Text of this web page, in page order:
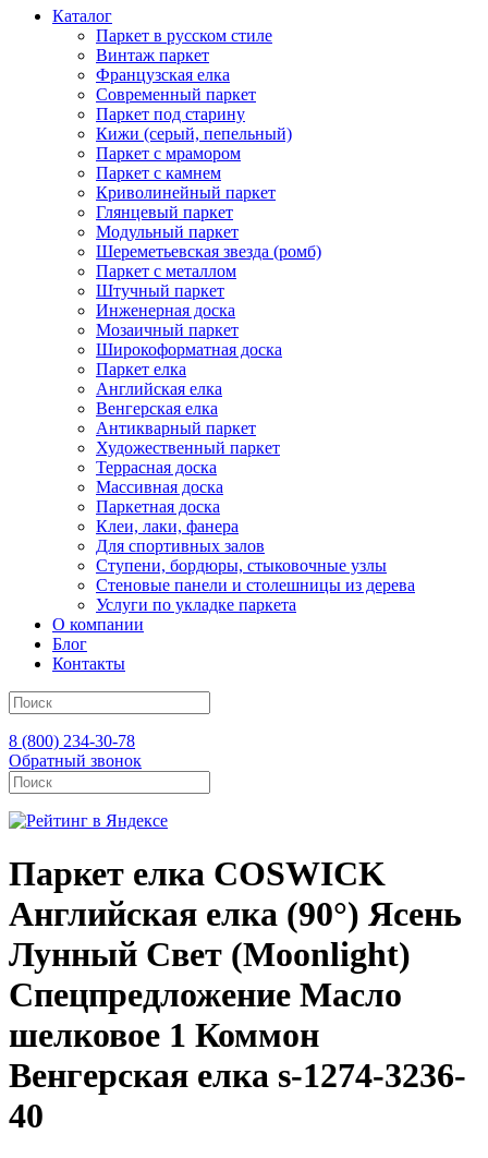
Каталог
Паркет в русском стиле
Винтаж паркет
Французская елка
Современный паркет
Паркет под старину
Кижи (серый, пепельный)
Паркет с мрамором
Паркет с камнем
Криволинейный паркет
Глянцевый паркет
Модульный паркет
Шереметьевская звезда (ромб)
Паркет с металлом
Штучный паркет
Инженерная доска
Мозаичный паркет
Широкоформатная доска
Паркет елка
Английская елка
Венгерская елка
Антикварный паркет
Художественный паркет
Террасная доска
Массивная доска
Паркетная доска
Клеи, лаки, фанера
Для спортивных залов
Ступени, бордюры, стыковочные узлы
Стеновые панели и столешницы из дерева
Услуги по укладке паркета
О компании
Блог
Контакты
8 (800) 234-30-78
Обратный звонок
Паркет елка COSWICK
Английская елка (90°) Ясень
Лунный Свет (Moonlight)
Спецпредложение Масло
шелковое 1 Коммон
Венгерская елка s-1274-3236-
40